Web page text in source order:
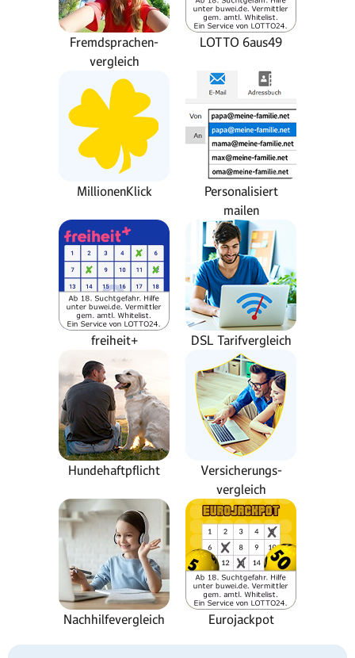
Fremdsprachen-
vergleich
LOTTO 6aus49
MillionenKlick
Personalisiert
mailen
freiheit+ DSL Tarifvergleich
Hundehaftpflicht
Versicherungs-
vergleich
Nachhilfevergleich Eurojackpot